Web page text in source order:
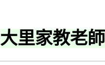
大里家教老